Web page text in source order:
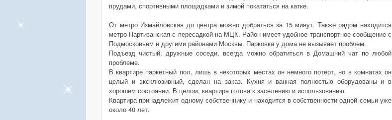
прудами, спортивными площадками и зимой покататься на катке.
От метро Измайловская до центра можно добраться за 15 минут. Также рядом находится
метро Партизанская с пересадкой на МЦК. Район имеет удобное транспортное сообщение с
Подмосковьем и другими районами Москвы. Парковка у дома не вызывает проблем.
Подъезд чистый, дружные соседи, всегда можно обратиться в Домашний чат по любой
проблеме.
В квартире паркетный пол, лишь в некоторых местах он немного потерт, но в комнатах он
целый и эксклюзивный, сделан на заказ. Кухня и ванная полностью оборудованы и в
хорошем состоянии. В целом, квартира готова к заселению и использованию.
Квартира принадлежит одному собственнику и находится в собственности одной семьи уже
около 40 лет.